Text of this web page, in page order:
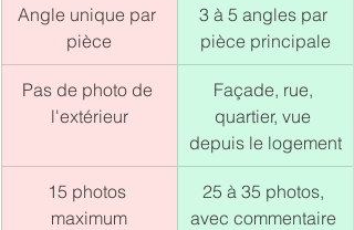
Angle unique par
pièce
3 à 5 angles par
pièce principale
Pas de photo de
l'extérieur
Façade, rue,
quartier, vue
depuis le logement
15 photos
maximum
25 à 35 photos,
avec commentaire